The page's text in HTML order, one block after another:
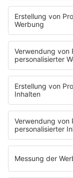
Was ist der
dualem
HOME
INFOS
Kontakt
Newsletter
Jobs & Praktika